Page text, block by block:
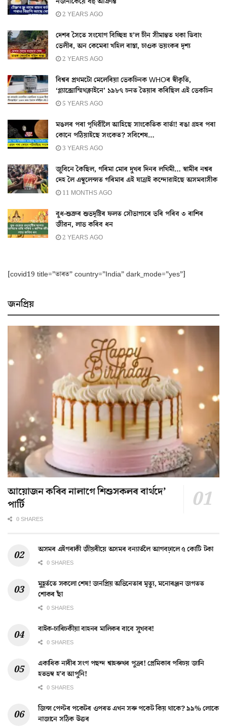
2 YEARS AGO
দেশৰ সৈতে সংযোগ বিচ্ছিন্ন হ’ল চীন সীমান্তত থকা ডিবাং
ভেলীৰ, অন কেমেৰা খহিল ৰাস্তা, চাওক ভয়ংকৰ দৃশ্য
2 YEARS AGO
বিশ্বৰ প্ৰথমটো মেলেৰিয়া ভেকচিনক WHOৰ স্বীকৃতি,
‘গ্ল্যাক্সোস্মিথক্লাইনে’ ১৯৮৭ চনত তৈয়াৰ কৰিছিল এই ভেকচিন
5 YEARS AGO
মঙলৰ পৰা পৃথিৱীলৈ আহিছে সাংকেতিক বাৰ্তা! ৰঙা গ্ৰহৰ পৰা
কোনে পঠিয়াইছে সংকেত? সবিশেষ…
3 YEARS AGO
জুবিনে কৈছিল, গৰিমা মোৰ দুখৰ দিনৰ লখিমী… স্বামীৰ নশ্বৰ
দেহ লৈ এম্বুলেন্সত গৰিমাৰ এই যাত্ৰাই কন্দোৱাইছে অসমবাসীক
11 MONTHS AGO
বুধ-শুক্ৰৰ শুভদৃষ্টিৰ ফলত সৌভাগ্যৰে ভৰি পৰিব ৩ ৰাশিৰ
জীৱন, লাভ কৰিব ধন
2 YEARS AGO
[covid19 title=”ভাৰত” country=”India” dark_mode=”yes”]
জনপ্ৰিয়
আয়োজন কৰিব নালাগে শিশুসকলৰ বাৰ্থদে’
পাৰ্টি
0 SHARES
অসমৰ এইগৰাকী জীয়ৰীয়ে অসমৰ বন্যাৰ্তলৈ আগবঢ়ালে ৫ কোটি টকা
0 SHARES
মুহূৰ্ততে সকলো শেষ! জনপ্ৰিয় অভিনেতাৰ মৃত্যু, মনোৰঞ্জন জগতত
শোকৰ ছাঁ
0 SHARES
বাইক-চাৰিচকীয়া বাহনৰ মালিকৰ বাবে সুখবৰ!
0 SHARES
একাধিক নাৰীৰ সংগ পছন্দ শ্বাহৰুখৰ পুত্ৰৰ! প্ৰেমিকাৰ পৰিচয় জানি
হতভম্ব হ’ব আপুনি!
0 SHARES
জিন্স পেণ্টৰ পকেটৰ ওপৰত এখন সৰু পকেট কিয় থাকে? ৯৯% লোকে
নাজানে সঠিক উত্তৰ